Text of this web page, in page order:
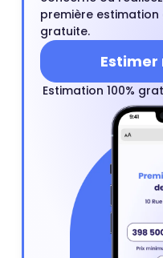
première
gratuite.
Estimer
Estimation 100%